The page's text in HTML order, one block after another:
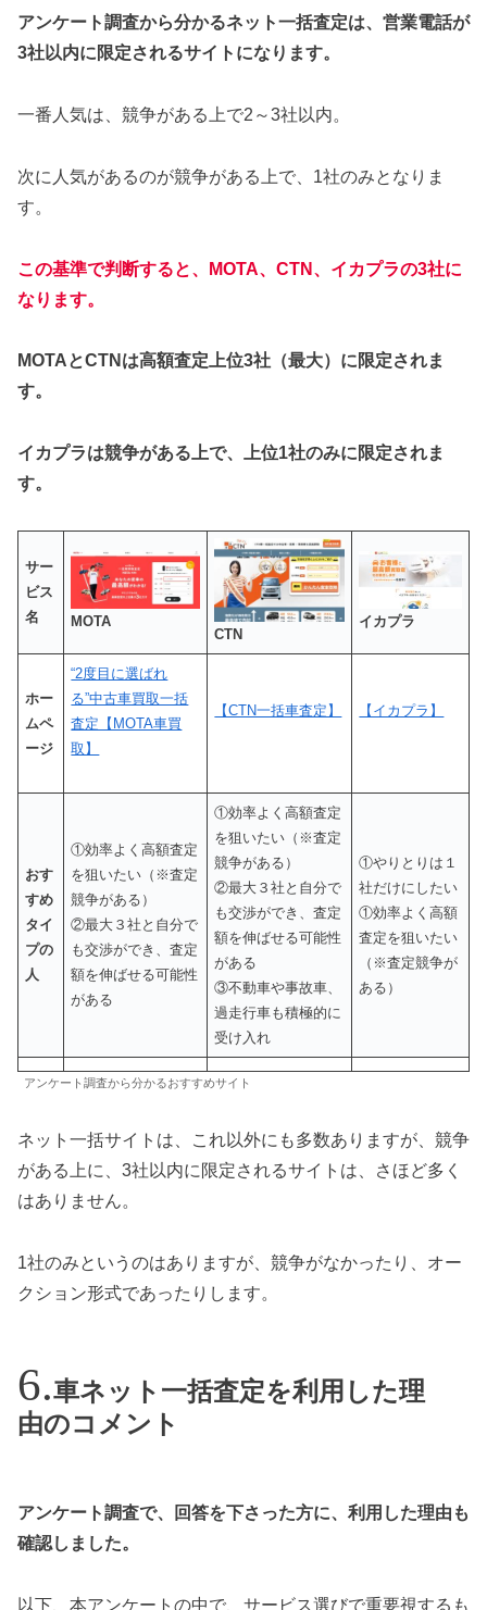
アンケート調査から分かるネット一括査定は、営業電話が
3社以内に限定されるサイトになります。
一番人気は、競争がある上で2～3社以内。
次に人気があるのが競争がある上で、1社のみとなりま
す。
この基準で判断すると、MOTA、CTN、イカプラの3社に
なります。
MOTAとCTNは高額査定上位3社（最大）に限定されま
す。
イカプラは競争がある上で、上位1社のみに限定されま
す。
サー
ビス
名
MOTA
CTN
イカプラ
ホー
ムペ
ージ
“2度目に選ばれ
る”中古車買取一括
査定【MOTA車買
取】
【CTN一括車査定】 【イカプラ】
おす
すめ
タイ
プの
人
①効率よく高額査定
を狙いたい（※査定
競争がある）
②最大３社と自分で
も交渉ができ、査定
額を伸ばせる可能性
がある
①効率よく高額査定
を狙いたい（※査定
競争がある）
②最大３社と自分で
も交渉ができ、査定
額を伸ばせる可能性
がある
③不動車や事故車、
過走行車も積極的に
受け入れ
①やりとりは１
社だけにしたい
①効率よく高額
査定を狙いたい
（※査定競争が
ある）
アンケート調査から分かるおすすめサイト
ネット一括サイトは、これ以外にも多数ありますが、競争
がある上に、3社以内に限定されるサイトは、さほど多く
はありません。
1社のみというのはありますが、競争がなかったり、オー
クション形式であったりします。
車ネット一括査定を利用した理
由のコメント
アンケート調査で、回答を下さった方に、利用した理由も
確認しました。
以下、本アンケートの中で、サービス選びで重要視するも